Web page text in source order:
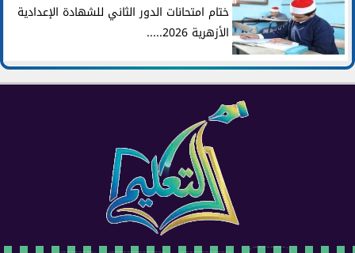
ختام امتحانات الدور الثاني للشهادة الإعدادية
الأزهرية 2026.....